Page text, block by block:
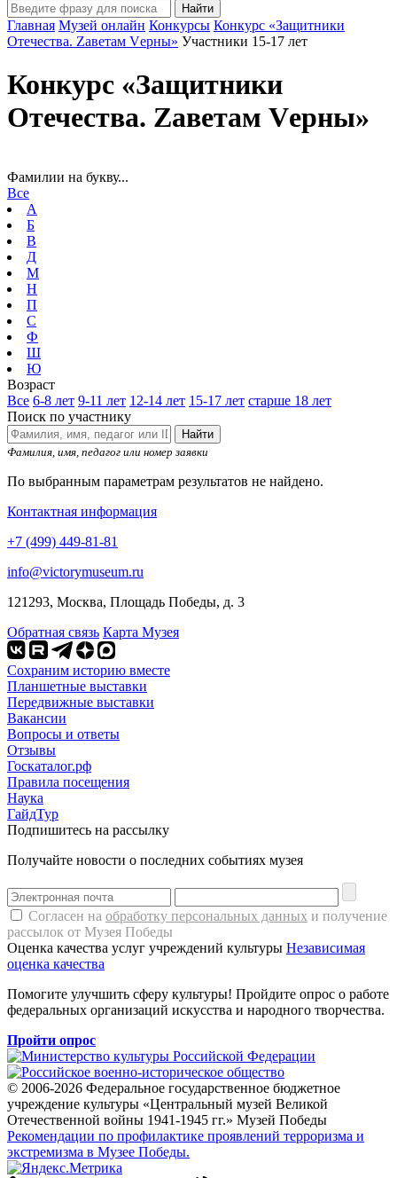
Главная Музей онлайн Конкурсы Конкурс «Защитники
Отечества. Zаветам Vерны» Участники 15-17 лет
Конкурс «Защитники
Отечества. Zаветам Vерны»
Фамилии на букву...
Все
А
Б
В
Д
М
Н
П
С
Ф
Ш
Ю
Возраст
Все 6-8 лет 9-11 лет 12-14 лет 15-17 лет старше 18 лет
Поиск по участнику
Найти
Фамилия, имя, педагог или номер заявки
По выбранным параметрам результатов не найдено.
Контактная информация
+7 (499) 449-81-81
info@victorymuseum.ru
121293, Москва, Площадь Победы, д. 3
Обратная связь Карта Музея
Сохраним историю вместе
Планшетные выставки
Передвижные выставки
Вакансии
Вопросы и ответы
Отзывы
Госкаталог.рф
Правила посещения
Наука
ГайдТур
Подпишитесь на рассылку
Получайте новости о последних событиях музея
Согласен на обработку персональных данных и получение
рассылок от Музея Победы
Оценка качества услуг учреждений культуры Независимая
оценка качества
Помогите улучшить сферу культуры! Пройдите опрос о работе
федеральных организаций искусства и народного творчества.
Пройти опрос
© 2006-2026 Федеральное государственное бюджетное
учреждение культуры «Центральный музей Великой
Отечественной войны 1941-1945 гг.» Музей Победы
Рекомендации по профилактике проявлений терроризма и
экстремизма в Музее Победы.